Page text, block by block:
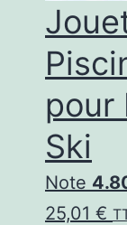
pour
Ski
Note
25,01 €